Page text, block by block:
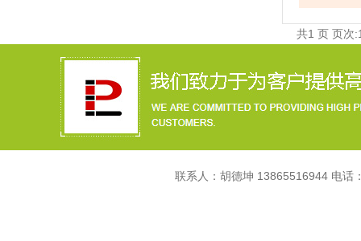
共1 页 页次
联系人：胡德坤 13865516944 电话